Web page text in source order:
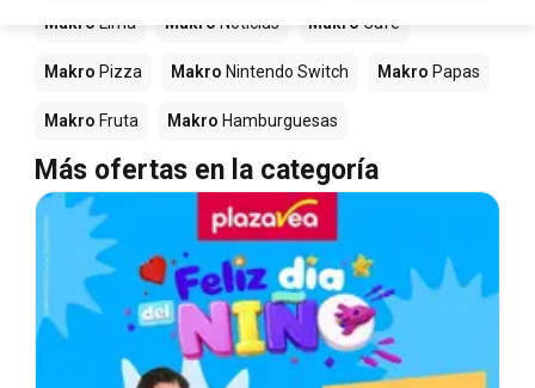
Makro Lima Makro Noticias Makro Café
Makro Pizza Makro Nintendo Switch Makro Papas
Makro Fruta Makro Hamburguesas
Más ofertas en la categoría